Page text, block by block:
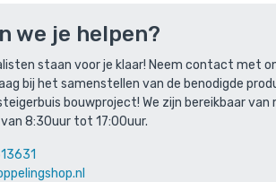
we je helpen?
staan voor je klaar! Neem contact met
bij het samenstellen van de benodigde
bouwproject! We zijn bereikbaar van
8:30uur tot 17:00uur.